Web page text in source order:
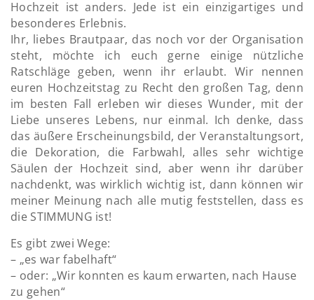
Hochzeit ist anders. Jede ist ein einzigartiges und
besonderes Erlebnis.
Ihr, liebes Brautpaar, das noch vor der Organisation
steht, möchte ich euch gerne einige nützliche
Ratschläge geben, wenn ihr erlaubt. Wir nennen
euren Hochzeitstag zu Recht den großen Tag, denn
im besten Fall erleben wir dieses Wunder, mit der
Liebe unseres Lebens, nur einmal. Ich denke, dass
das äußere Erscheinungsbild, der Veranstaltungsort,
die Dekoration, die Farbwahl, alles sehr wichtige
Säulen der Hochzeit sind, aber wenn ihr darüber
nachdenkt, was wirklich wichtig ist, dann können wir
meiner Meinung nach alle mutig feststellen, dass es
die STIMMUNG ist!
Es gibt zwei Wege:
– „es war fabelhaft“
– oder: „Wir konnten es kaum erwarten, nach Hause
zu gehen“